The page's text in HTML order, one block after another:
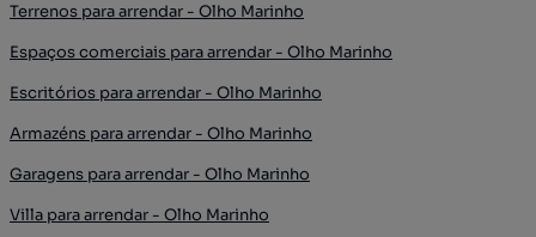
Terrenos para arrendar - Olho Marinho
Espaços comerciais para arrendar - Olho Marinho
Escritórios para arrendar - Olho Marinho
Armazéns para arrendar - Olho Marinho
Garagens para arrendar - Olho Marinho
Villa para arrendar - Olho Marinho